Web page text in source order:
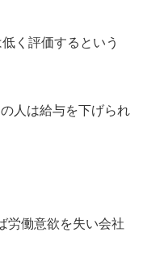
く評価するという
人は給与を下げられ
労働意欲を失い会社